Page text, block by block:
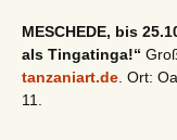
MESCHEDE, bis
als Tingatinga!“
tanzaniart.de . Ort:
11.